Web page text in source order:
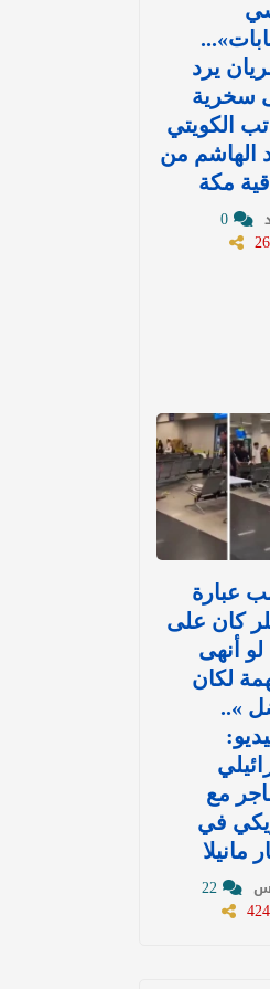
يرد
سخرية
الكويتي
الهاشم من
مكة
عبارة
كان على
أنهى
لكان
»..
مع
في
مانيلا